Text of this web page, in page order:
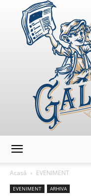
Acasă
EVENIMENT
EVENIMENT ARHIVA